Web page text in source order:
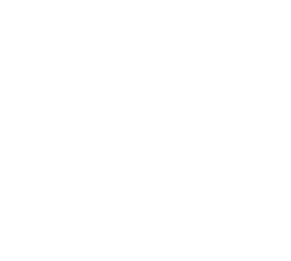
política andaluza; por
Victoria amarga del PP en
PSOE firma su peor
Moreno se queda sin